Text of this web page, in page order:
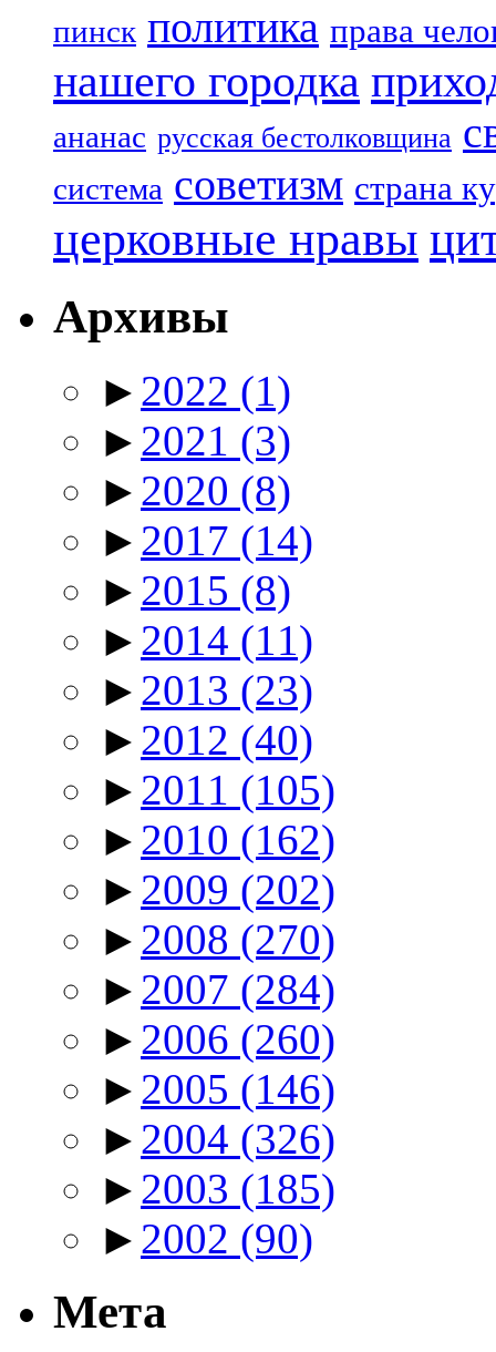
пинск политика права
нашего городка
ананас русская бестолковщина
система советизм страна
церковные нравы
Архивы
► 2022 (1)
► 2021 (3)
► 2020 (8)
► 2017 (14)
► 2015 (8)
► 2014 (11)
► 2013 (23)
► 2012 (40)
► 2011 (105)
► 2010 (162)
► 2009 (202)
► 2008 (270)
► 2007 (284)
► 2006 (260)
► 2005 (146)
► 2004 (326)
► 2003 (185)
► 2002 (90)
Мета